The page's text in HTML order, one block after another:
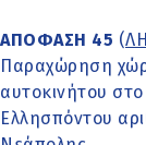
ΑΠΟΦΑΣΗ 45 (
Παραχώρηση
αυτοκινήτου
Ελλησπόντου